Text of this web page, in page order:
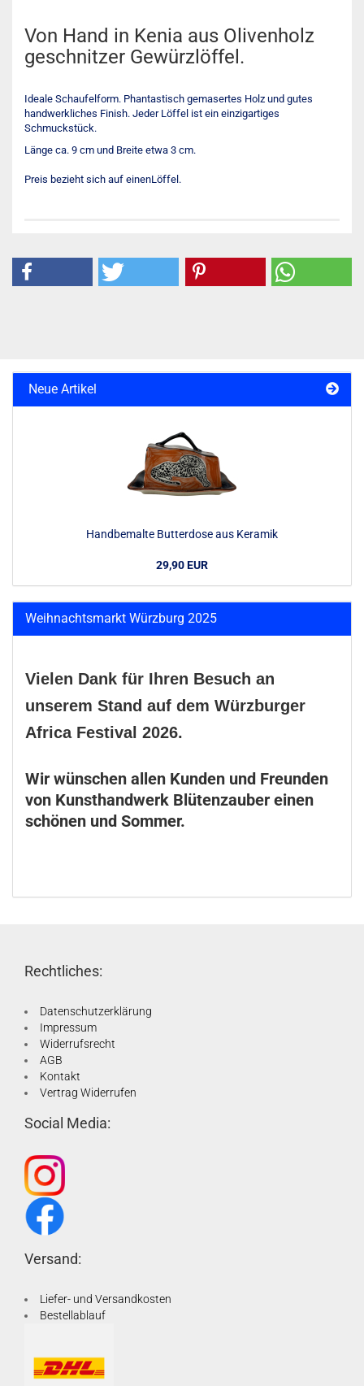
Von Hand in Kenia aus Olivenholz
geschnitzer Gewürzlöffel.
Ideale Schaufelform. Phantastisch gemasertes Holz und gutes
handwerkliches Finish. Jeder Löffel ist ein einzigartiges
Schmuckstück.
Länge ca. 9 cm und Breite etwa 3 cm.
Preis bezieht sich auf einenLöffel.
Neue Artikel
Handbemalte Butterdose aus Keramik
29,90 EUR
Weihnachtsmarkt Würzburg 2025
Vielen Dank für Ihren Besuch an
unserem Stand auf dem Würzburger
Africa Festival 2026.
Wir wünschen allen Kunden und Freunden
von Kunsthandwerk Blütenzauber einen
schönen und Sommer.
Rechtliches:
Datenschutzerklärung
Impressum
Widerrufsrecht
AGB
Kontakt
Vertrag Widerrufen
Social Media:
Versand:
Liefer- und Versandkosten
Bestellablauf